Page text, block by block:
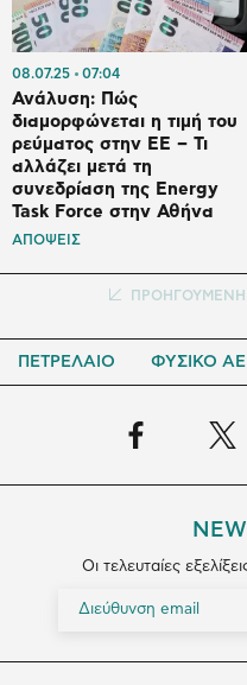
08.07.25 07:04
Ανάλυση: Πώς
διαμορφώνεται η τιμή του
ρεύματος στην ΕΕ – Τι
αλλάζει μετά τη
συνεδρίαση της Energy
Task Force στην Αθήνα
ΑΠΟΨΕΙΣ
Προηγούμενη
ΠΡΟΗΓΟΥΜΕΝΗ
ΠΕΤΡΕΛΑΙΟ ΦΥΣΙΚΟ
Οι τελευταίες